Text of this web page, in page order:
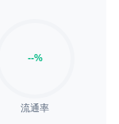
流通率